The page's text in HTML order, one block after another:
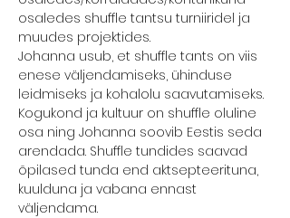
osaledes shuffle tantsu turniiridel ja
muudes projektides.
Johanna usub, et shuffle tants on viis
enese väljendamiseks, ühinduse
leidmiseks ja kohalolu saavutamiseks.
Kogukond ja kultuur on shuffle oluline
osa ning Johanna soovib Eestis seda
arendada. Shuffle tundides saavad
õpilased tunda end aktsepteerituna,
kuulduna ja vabana ennast
väljendama.